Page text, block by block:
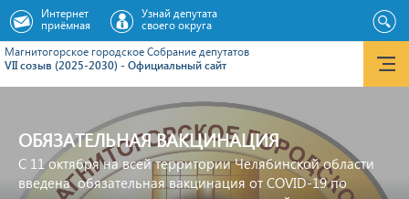
Магнитогорское городское Cобрание депутатов
VII созыв (2025-2030) - Официальный сайт
Интернет
приёмная
Узнай депутата
своего округа
ОБЯЗАТЕЛЬНАЯ ВАКЦИНАЦИЯ
С 11 октября на всей территории Челябинской области
введена обязательная вакцинация от COVID-19 по